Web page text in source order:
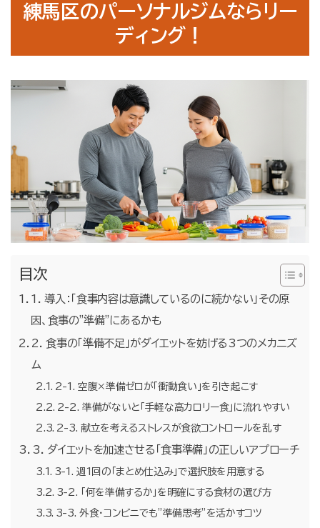
プライバシーポリシー
お問合せ・無料体験予約
練馬区のパーソナルジムならリー
ディング！
目次
1. 導入：「食事内容は意識しているのに続かない」その原
因、食事の”準備”にあるかも
2. 食事の「準備不足」がダイエットを妨げる3つのメカニズ
ム
2-1. 空腹×準備ゼロが「衝動食い」を引き起こす
2-2. 準備がないと「手軽な高カロリー食」に流れやすい
2-3. 献立を考えるストレスが食欲コントロールを乱す
3. ダイエットを加速させる「食事準備」の正しいアプローチ
3-1. 週1回の「まとめ仕込み」で選択肢を用意する
3-2. 「何を準備するか」を明確にする食材の選び方
3-3. 外食・コンビニでも”準備思考”を活かすコツ